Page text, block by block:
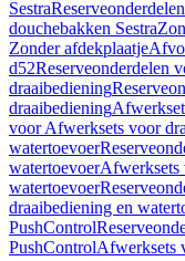
Sestra
douchebakken Sestra
Zonder afdekplaatje
d52Reserveonderdelen
draaibediening
draaibediening
voor Afwerksets voor
watertoevoer
watertoevoerAfwerksets
watertoevoer
draaibediening en
PushControl
PushControlAfwerksets